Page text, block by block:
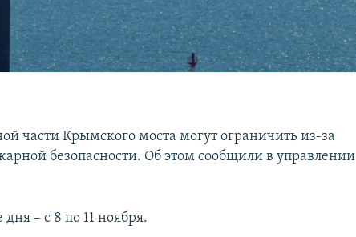
части Крымского моста могут ограничить из-за
безопасности. Об этом сообщили в управлении
– с 8 по 11 ноября.